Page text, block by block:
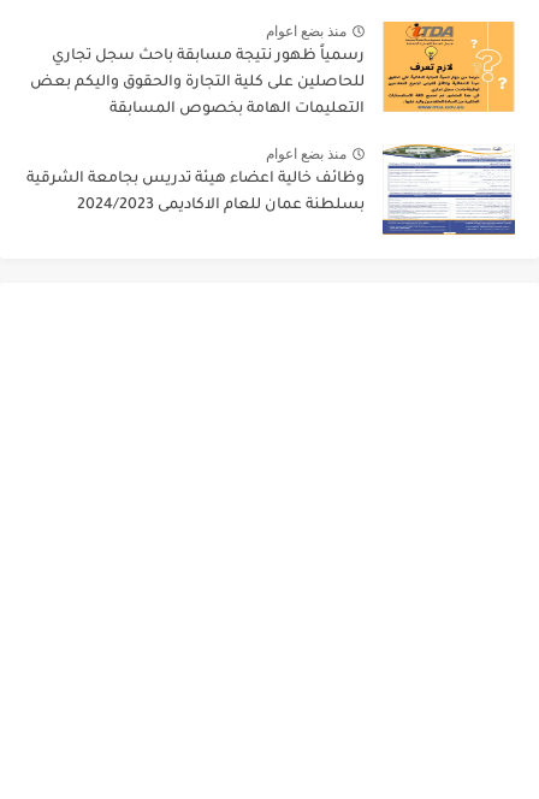
منذ بضع اعوام
رسمياً ظهور نتيجة مسابقة باحث سجل تجاري
للحاصلين على كلية التجارة والحقوق واليكم بعض
التعليمات الهامة بخصوص المسابقة
منذ بضع اعوام
وظائف خالية اعضاء هيئة تدريس بجامعة الشرقية
بسلطنة عمان للعام الاكاديمى 2024/2023